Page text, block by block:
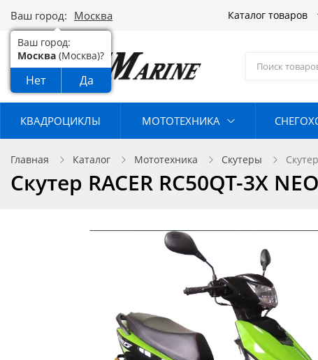
Ваш город: Москва
Ваш город:
Москва (Москва)?
Нет Да
Каталог товаров
КВАДРОЦИКЛЫ МОТОТЕХНИКА
Главная Каталог Мототехника Скутеры
Скутер RACER RC50QT-3X NEO